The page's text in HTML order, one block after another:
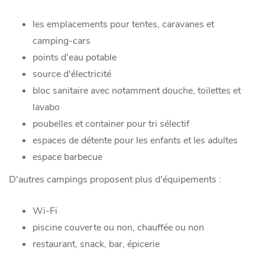
les emplacements pour tentes, caravanes et
camping-cars
points d'eau potable
source d'électricité
bloc sanitaire avec notamment douche, toilettes et
lavabo
poubelles et container pour tri sélectif
espaces de détente pour les enfants et les adultes
espace barbecue
D'autres campings proposent plus d'équipements :
Wi-Fi
piscine couverte ou non, chauffée ou non
restaurant, snack, bar, épicerie